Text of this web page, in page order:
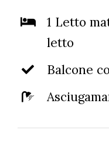
1 Letto
letto
Balcone